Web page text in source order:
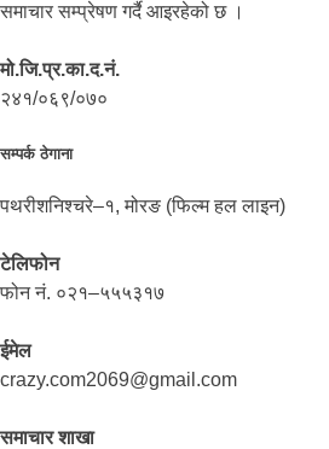
समाचार सम्प्रेषण गर्दै आइरहेको छ ।
मो.जि.प्र.का.द.नं.
२४१/०६९/०७०
सम्पर्क ठेगाना
पथरीशनिश्चरे–१, मोरङ (फिल्म हल लाइन)
टेलिफोन
फोन नं. ०२१–५५५३१७
ईमेल
crazy.com2069@gmail.com
समाचार शाखा